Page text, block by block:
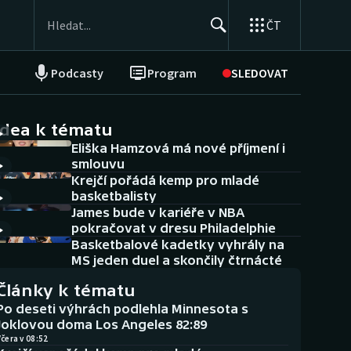
ČT
Podcasty Program SLEDOVAT
NEPŘEHLÉDNĚTE
Historické návraty
Aplikace ČT sport
AZ kvíz
k tématu
Eliška Hamzová má nové příjmení i
smlouvu
Krejčí pořádá kemp pro mladé
basketbalisty
James bude v kariéře v NBA
pokračovat v dresu Philadelphie
Basketbalové kadetky vyhrály na
MS jeden duel a skončily čtrnácté
k tématu
deseti výhrách podlehla Minnesota s
doma Los Angeles 82:89
v 08:52